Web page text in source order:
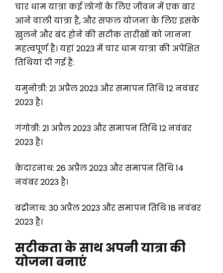
चार धाम यात्रा कई लोगों के लिए जीवन में एक बार
आने वाली यात्रा है, और सफल योजना के लिए इसके
खुलने और बंद होने की सटीक तारीखों को जानना
महत्वपूर्ण है। यहां 2023 में चार धाम यात्रा की अपेक्षित
तिथियां दी गई हैं:
यमुनोत्री: 21 अप्रैल 2023 और समापन तिथि 12 नवंबर
2023 है।
गंगोत्री: 21 अप्रैल 2023 और समापन तिथि 12 नवंबर
2023 है।
केदारनाथ: 26 अप्रैल 2023 और समापन तिथि 14
नवंबर 2023 है।
बद्रीनाथ: 30 अप्रैल 2023 और समापन तिथि 18 नवंबर
2023 है।
सटीकता के साथ अपनी यात्रा की
योजना बनाएं